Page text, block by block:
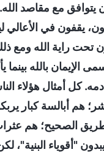
مع مقاصد
يقفون في الأعالي
تحت راية الله ومع
الإيمان بالله بينما
كل أمثال هؤلاء
هم أبالسة كبار
الصحيح؛ هم
"أقوياء البنية"،